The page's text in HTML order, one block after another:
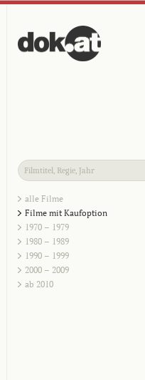
alle Filme
Filme mit Kaufoption
1970 – 1979
1980 – 1989
1990 – 1999
2000 – 2009
ab 2010